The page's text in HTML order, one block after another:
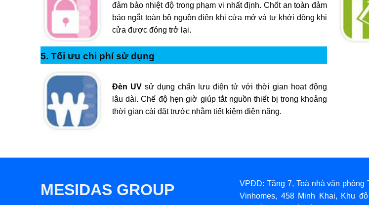
đảm bảo nhiệt độ trong phạm vi nhất định. Chốt an toàn đảm
bảo ngắt toàn bộ nguồn điện khi cửa mở và tự khởi động khi
cửa được đóng trở lại.
5. Tối ưu chi phí sử dụng
Đèn UVsử dụng chấn lưu điện tử với thời gian hoạt động
lâu dài. Chế độ hẹn giờ giúp tắt nguồn thiết bị trong khoảng
thời gian cài đặt trước nhằm tiết kiệm điện năng.
MESIDAS GROUP
VPĐD: Tầng 7, Toà nhà văn phòng
Vinhomes, 458 Minh Khai, Khu